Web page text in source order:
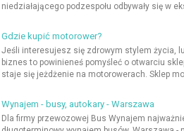
niedziałającego podzespołu odbywały się w
Gdzie kupić motorower?
Jeśli interesujesz się zdrowym stylem życia,
biznes to powinieneś pomyśleć o otwarciu
staje się jeżdżenie na motorowerach. Sklep
Wynajem - busy, autokary - Warszawa
Dla firmy przewozowej Bus Wynajem